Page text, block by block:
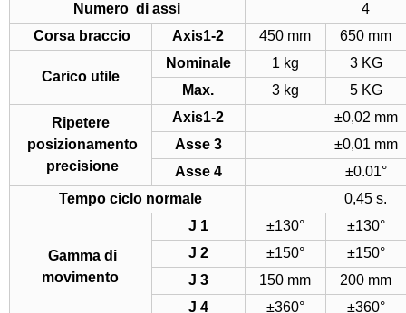
Numero di assi
4
Corsa braccio
Axis1-2 450 mm 650 mm
Carico utile
Nominale 1 kg
3 KG
Max.
3 kg 5 KG
Ripetere
posizionamento
precisione
Axis1-2
±0,02 mm
Asse 3
±0,01 mm
Asse 4
±0.01°
Tempo ciclo normale
0,45 s.
Gamma di
movimento
J 1 ±130°
±130°
J 2
±150°
±150°
J 3
150 mm
200 mm
J 4
±360° ±360°